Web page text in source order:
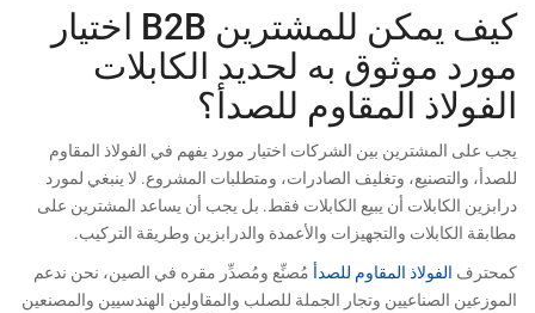
كيف يمكن للمشترين B2B اختيار
مورد موثوق به لحديد الكابلات
الفولاذ المقاوم للصدأ؟
يجب على المشترين بين الشركات اختيار مورد يفهم في الفولاذ المقاوم
للصدأ، والتصنيع، وتغليف الصادرات، ومتطلبات المشروع. لا ينبغي لمورد
درابزين الكابلات أن يبيع الكابلات فقط. بل يجب أن يساعد المشترين على
مطابقة الكابلات والتجهيزات والأعمدة والدرابزين وطريقة التركيب.
كمحترف الفولاذ المقاوم للصدأ مُصنِّع ومُصدِّر مقره في الصين، نحن ندعم
الموزعين الصناعيين وتجار الجملة للصلب والمقاولين الهندسيين والمصنعين